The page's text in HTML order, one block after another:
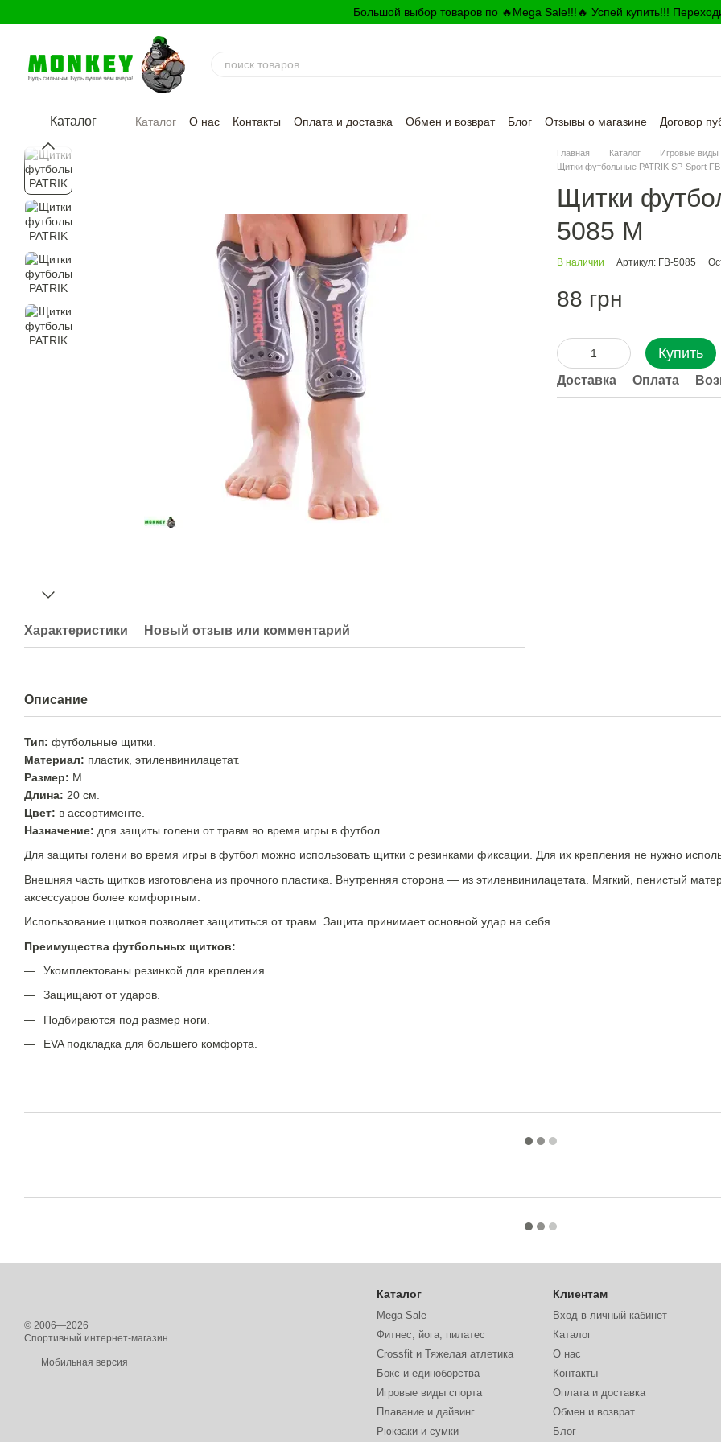
Большой выбор товаров по 🔥Mega Sale!!!🔥 Успей купить!!!
Каталог Каталог О нас Контакты Оплата и доставка Обмен и возврат Блог Отзывы о магазине
Договор
Характеристики Новый отзыв или комментарий
Главная Каталог
Игровые виды
Щитки футбольные PATRIK SP-Sport
Щитки
5085 М
В наличии Артикул: FB-5085
88 грн
Купить
Доставка Оплата
Описание
Тип: футбольные щитки.
Материал: пластик, этиленвинилацетат.
Размер: М.
Длина: 20 см.
Цвет: в ассортименте.
Назначение: для защиты голени от травм во время игры в футбол.
Для защиты голени во время игры в футбол можно использовать щитки с резинками фиксации. Для их крепления не нужно
Внешняя часть щитков изготовлена из прочного пластика. Внутренняя сторона — из этиленвинилацетата. Мягкий, пенистый
аксессуаров более комфортным.
Использование щитков позволяет защититься от травм. Защита принимает основной удар на себя.
Преимущества футбольных щитков:
Укомплектованы резинкой для крепления.
Защищают от ударов.
Подбираются под размер ноги.
EVA подкладка для большего комфорта.
© 2006—2026
Спортивный интернет-магазин
Мобильная версия
Каталог
Mega Sale
Фитнес, йога, пилатес
Crossfit и Тяжелая атлетика
Бокс и единоборства
Игровые виды спорта
Плавание и дайвинг
Рюкзаки и сумки
Клиентам
Вход в личный кабинет
Каталог
О нас
Контакты
Оплата и доставка
Обмен и возврат
Блог